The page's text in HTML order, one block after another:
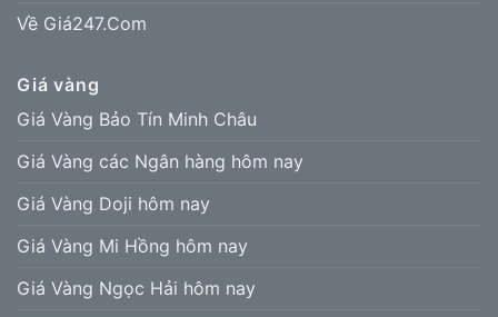
Về Giá247.Com
Giá vàng
Giá Vàng Bảo Tín Minh Châu
Giá Vàng các Ngân hàng hôm nay
Giá Vàng Doji hôm nay
Giá Vàng Mi Hồng hôm nay
Giá Vàng Ngọc Hải hôm nay